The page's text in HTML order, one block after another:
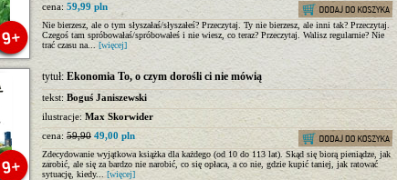
cena: 59,99 pln
Nie bierzesz, ale o tym słyszałaś/słyszałeś? Przeczytaj. Ty nie bierzesz, ale inni tak? Przeczytaj.
Czegoś tam spróbowałaś/spróbowałeś i nie wiesz, co teraz? Przeczytaj. Walisz regularnie? Nie
trać czasu na... [więcej]
tytuł: Ekonomia To, o czym dorośli ci nie mówią
tekst: Boguś Janiszewski
ilustracje:Max Skorwider
cena: 59,90 49,00 pln
Zdecydowanie wyjątkowa książka dla każdego (od 10 do 113 lat). Skąd się biorą pieniądze, jak
zarobić, ale się za bardzo nie narobić, co się opłaca, a co nie, gdzie kupić taniej, jak ratować
sytuację, kiedy... [więcej]